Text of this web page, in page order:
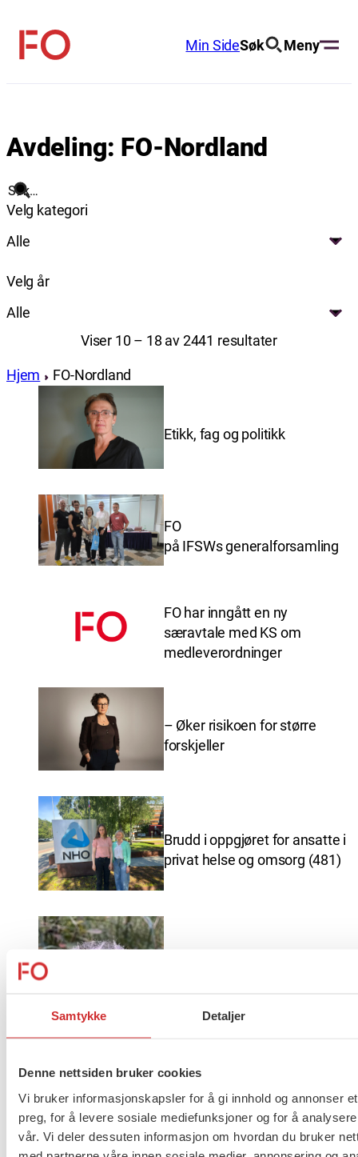
Samtykke Detaljer
Denne nettsiden bruker cookies
Vi bruker informasjonskapsler for å gi innhold og annonser
preg, for å levere sosiale mediefunksjoner og for å
vår. Vi deler dessuten informasjon om hvordan du bruker
innhold
FO
Min SideSøk Meny
Avdeling: FO-Nordland
Søk
Velg kategori
Alle
Velg år
Alle
Viser 10 – 18 av 2441 resultater
Hjem FO-Nordland
Etikk, fag og politikk
FO
på IFSWs generalforsamling
FO har inngått en ny
særavtale med KS om
medleverordninger
– Øker risikoen for større
forskjeller
Brudd i oppgjøret for ansatte i
privat helse og omsorg (481)
Ny tariffavtale for KA